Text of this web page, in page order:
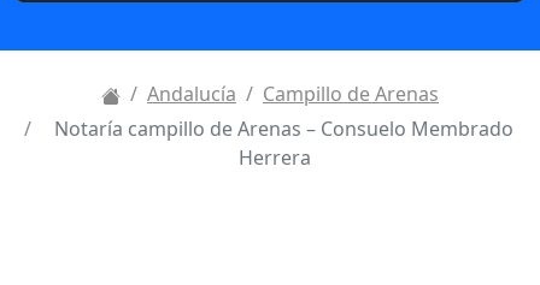
Andalucía
Campillo de Arenas
Notaría campillo de Arenas – Consuelo Membrado
Herrera